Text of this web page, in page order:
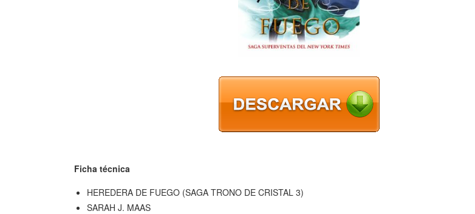
Ficha técnica
HEREDERA DE FUEGO (SAGA TRONO DE CRISTAL 3)
SARAH J. MAAS